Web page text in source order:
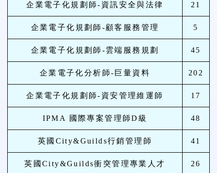
企業電子化規劃師-資訊安全與法律 21
企業電子化規劃師-顧客服務管理 5
企業電子化規劃師-雲端服務規劃 45
企業電子化分析師-巨量資料 202
企業電子化規劃師-資安管理維運師 17
IPMA 國際專案管理師D級 48
英國City&Guilds行銷管理師 41
英國City&Guilds衝突管理專業人才 26